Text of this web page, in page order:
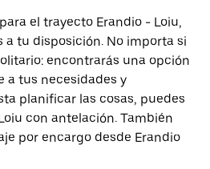
el trayecto Erandio - Loiu,
a tu disposición. No importa si
encontrarás una opción
a tus necesidades y
planificar las cosas, puedes
con antelación. También
por encargo desde Erandio